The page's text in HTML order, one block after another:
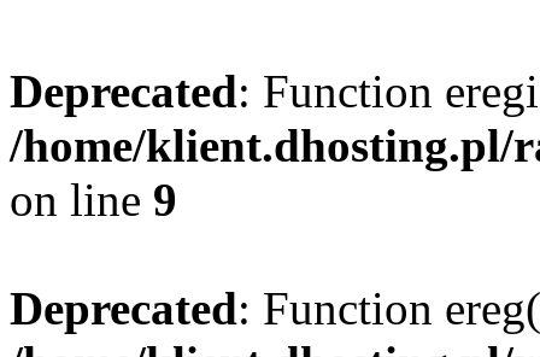
Deprecated: Function
/home/klient.dhosting.pl/
on line 9
Deprecated: Function